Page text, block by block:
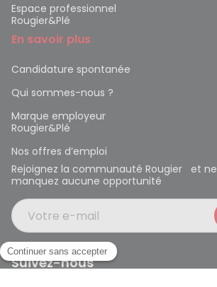
Espace professionnel
Rougier&Plé
En savoir plus
Candidature spontanée
Qui sommes-nous ?
Marque employeur
Rougier&Plé
Nos offres d’emploi
Rejoignez la communauté Rougier et ne
manquez aucune opportunité
Votre e-mail
Suivez-nous